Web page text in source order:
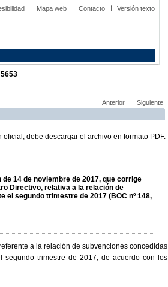
Mapa web Contacto Versión texto
5653
Anterior Siguiente
debe descargar el archivo en formato PDF.
14 de noviembre de 2017, que corrige
Directivo, relativa a la relación de
segundo trimestre de 2017 (BOC nº 148,
a la relación de subvenciones concedidas
trimestre de 2017, de acuerdo con los